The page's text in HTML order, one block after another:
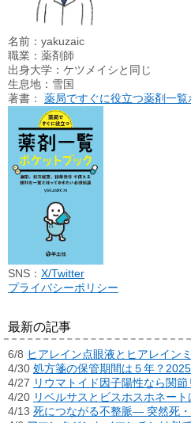
名前：yakuzaic
職業：薬剤師
出身大学：ケツメイシと同じ
生息地：雪国
著書： 薬局ですぐに役立つ薬剤一覧
SNS： X/Twitter
プライバシーポリシー
最新の記事
6/8 ヒアレイン点眼液とヒアレイン
4/30 処方箋の保管期間は５年？
4/27 リウマトイド因子陽性なら関節
4/20 リベルサスとビスホスホネート
4/13 死につながる不整脈― 突然死